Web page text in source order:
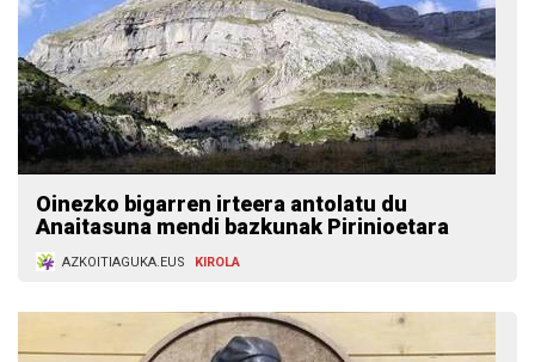
Oinezko bigarren irteera antolatu du
Anaitasuna mendi bazkunak Pirinioetara
AZKOITIAGUKA.EUS KIROLA